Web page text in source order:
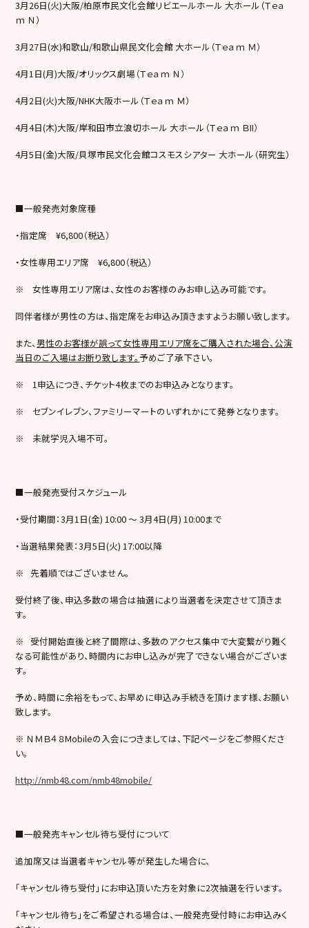
3月26日(火)大阪/柏原市民文化会館リビエールホール 大ホール（Ｔｅａ
ｍ Ｎ）
3月27日(水)和歌山/和歌山県民文化会館 大ホール（Ｔｅａｍ Ｍ）
4月1日(月)大阪/オリックス劇場（Ｔｅａｍ Ｎ）
4月2日(火)大阪/NHK大阪ホール（Ｔｅａｍ Ｍ）
4月4日(木)大阪/岸和田市立浪切ホール 大ホール（Ｔｅａｍ ＢII）
4月5日(金)大阪/貝塚市民文化会館コスモスシアター 大ホール（研究生）
■一般発売対象席種
・指定席 ¥6,800（税込）
・女性専用エリア席 ¥6,800（税込）
※ 女性専用エリア席は、女性のお客様のみお申し込み可能です。
同伴者様が男性の方は、指定席をお申込み頂きますようお願い致します。
また、 男性のお客様が誤って女性専用エリア席をご購入された場合、公演
当日のご入場はお断り致します。予めご了承下さい。
※ 1申込につき、チケット4枚までのお申込みとなります。
※ セブンイレブン、ファミリーマートのいずれかにて発券となります。
※ 未就学児入場不可。
■一般発売受付スケジュール
・受付期間：3月1日(金) 10:00 ～ 3月4日(月) 10:00まで
・当選結果発表：3月5日(火) 17:00以降
※ 先着順ではございません。
受付終了後、申込多数の場合は抽選により当選者を決定させて頂きま
す。
※ 受付開始直後と終了間際は、多数のアクセス集中で大変繋がり難く
なる可能性があり、時間内にお申し込みが完了できない場合がございま
す。
予め、時間に余裕をもって、お早めに申込み手続きを頂けます様、お願い
致します。
※ ＮＭＢ４８Mobileの入会につきましては、下記ページをご参照くださ
い。
http://nmb48.com/nmb48mobile/
■一般発売キャンセル待ち受付について
追加席又は当選者キャンセル等が発生した場合に、
「キャンセル待ち受付」にお申込頂いた方を対象に2次抽選を行います。
「キャンセル待ち」をご希望される場合は、一般発売受付時にお申込みく